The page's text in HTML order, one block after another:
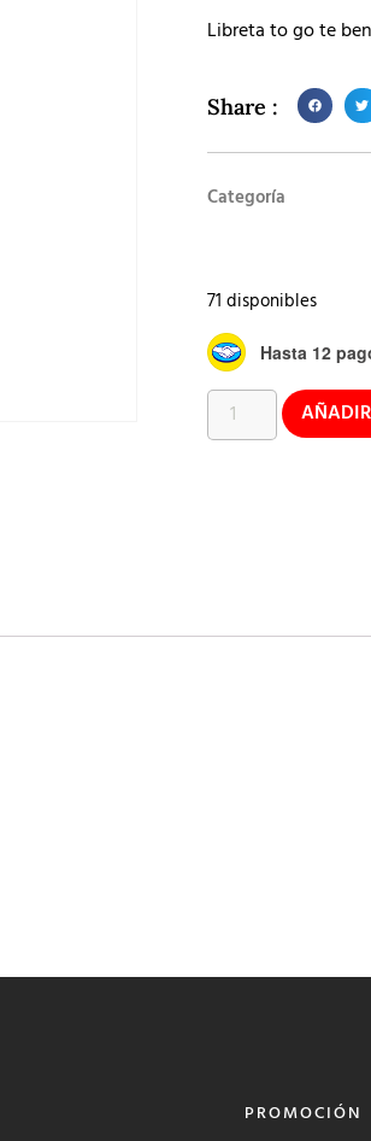
Libreta to go te
Share :
Categoría
71 disponibles
Hasta 12
PROMOCIÓN